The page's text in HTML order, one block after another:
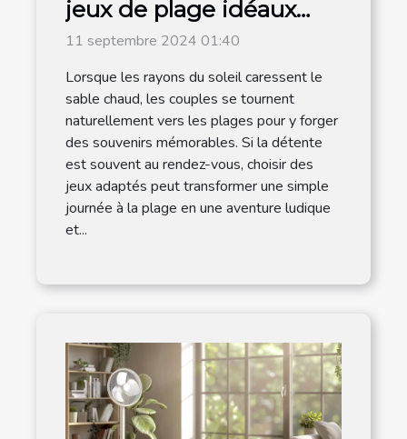
jeux de plage idéaux
pour les couples
11 septembre 2024 01:40
Lorsque les rayons du soleil caressent le
sable chaud, les couples se tournent
naturellement vers les plages pour y forger
des souvenirs mémorables. Si la détente
est souvent au rendez-vous, choisir des
jeux adaptés peut transformer une simple
journée à la plage en une aventure ludique
et...